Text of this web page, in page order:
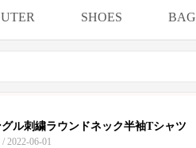
SHOES BAG
ル刺繍ラウンドネック半袖Tシャツ
2022-06-01